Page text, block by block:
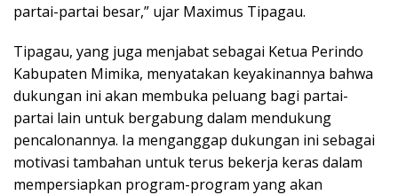
partai-partai besar,” ujar Maximus Tipagau.
Tipagau, yang juga menjabat sebagai Ketua Perindo
Kabupaten Mimika, menyatakan keyakinannya bahwa
dukungan ini akan membuka peluang bagi partai-
partai lain untuk bergabung dalam mendukung
pencalonannya. Ia menganggap dukungan ini sebagai
motivasi tambahan untuk terus bekerja keras dalam
mempersiapkan program-program yang akan